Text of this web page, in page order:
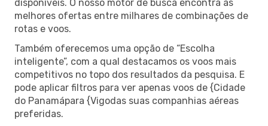
disponíveis. O nosso motor de busca encontra as
melhores ofertas entre milhares de combinações de
rotas e voos.
Também oferecemos uma opção de “Escolha
inteligente”, com a qual destacamos os voos mais
competitivos no topo dos resultados da pesquisa. E
pode aplicar filtros para ver apenas voos de {Cidade
do Panamápara {Vigodas suas companhias aéreas
preferidas.